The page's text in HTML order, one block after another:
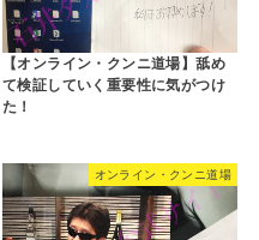
【オンライン・クンニ道場】舐め
て検証していく重要性に気がつけ
た！
オンライン・クンニ道場